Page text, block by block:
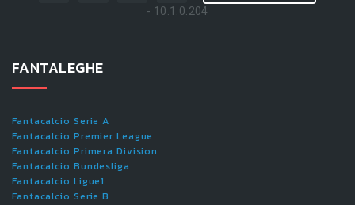
- 10.1.0.204
FANTALEGHE
Fantacalcio Serie A
Fantacalcio Premier League
Fantacalcio Primera Division
Fantacalcio Bundesliga
Fantacalcio Ligue1
Fantacalcio Serie B